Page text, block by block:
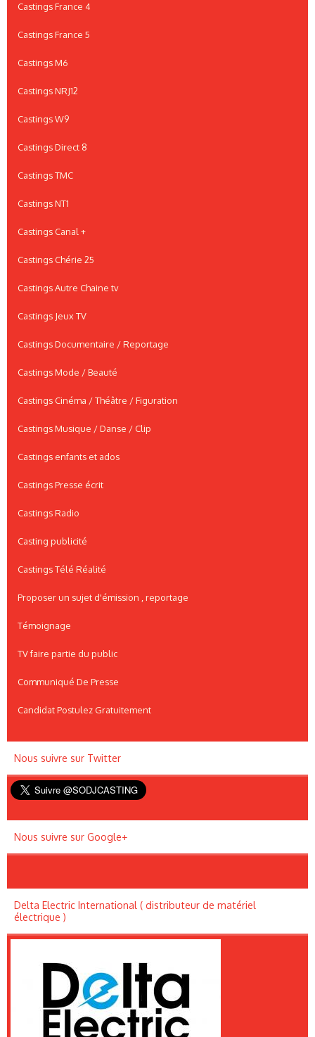
Castings France 4
Castings France 5
Castings M6
Castings NRJ12
Castings W9
Castings Direct 8
Castings TMC
Castings NT1
Castings Canal +
Castings Chérie 25
Castings Autre Chaine tv
Castings Jeux TV
Castings Documentaire / Reportage
Castings Mode / Beauté
Castings Cinéma / Théâtre / Figuration
Castings Musique / Danse / Clip
Castings enfants et ados
Castings Presse écrit
Castings Radio
Casting publicité
Castings Télé Réalité
Proposer un sujet d'émission , reportage
Témoignage
TV faire partie du public
Communiqué De Presse
Candidat Postulez Gratuitement
Nous suivre sur Twitter
Nous suivre sur Google+
Delta Electric International ( distributeur de matériel
électrique )